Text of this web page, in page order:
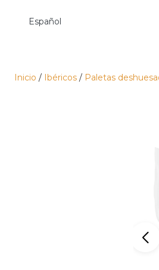
Español
Inicio / Ibéricos / Paletas